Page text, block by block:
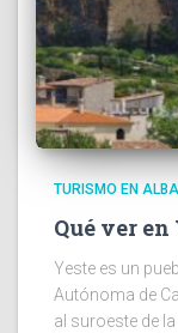
TURISMO EN
Qué ver en
Yeste es un
Autónoma de
al suroeste de